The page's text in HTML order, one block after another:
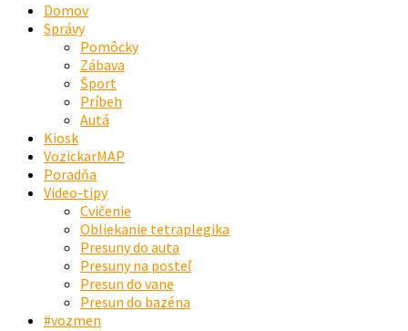
Domov
Správy
Pomôcky
Zábava
Šport
Príbeh
Autá
Kiosk
VozickarMAP
Poradňa
Video-tipy
Cvičenie
Obliekanie tetraplegika
Presuny do auta
Presuny na posteľ
Presun do vane
Presun do bazéna
#vozmen